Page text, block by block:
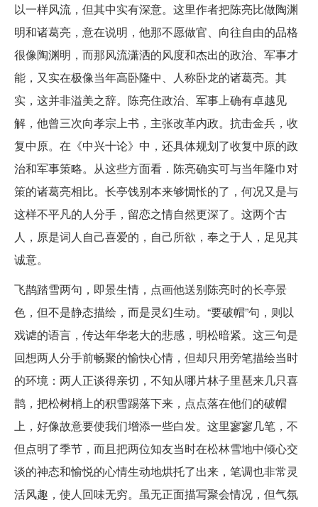
以一样风流，但其中实有深意。这里作者把陈亮比做陶渊
明和诸葛亮，意在说明，他那不愿做官、向往自由的品格
很像陶渊明，而那风流潇洒的风度和杰出的政治、军事才
能，又实在极像当年高卧隆中、人称卧龙的诸葛亮。其
实，这并非溢美之辞。陈亮住政治、军事上确有卓越见
解，他曾三次向孝宗上书，主张改革内政。抗击金兵，收
复中原。在《中兴十论》中，还具体规划了收复中原的政
治和军事策略。从这些方面看．陈亮确实可与当年隆巾对
策的诸葛亮相比。长亭饯别本来够惆怅的了，何况又是与
这样不平凡的人分手，留恋之情自然更深了。这两个古
人，原是词人自己喜爱的，自己所欲，奉之于人，足见其
诚意。
飞鹊踏雪两句，即景生情，点画他送别陈亮时的长亭景
色，但不是静态描绘，而是灵幻生动。“要破帽”句，则以
戏谑的语言，传达年华老大的悲感，明松暗紧。这三句是
回想两人分手前畅聚的愉快心情，但却只用旁笔描绘当时
的环境：两人正谈得亲切，不知从哪片林子里琶来几只喜
鹊，把松树梢上的积雪踢落下来，点点落在他们的破帽
上，好像故意要使我们增添一些白发。这里寥寥几笔，不
但点明了季节，而且把两位知友当时在松林雪地中倾心交
谈的神态和愉悦的心情生动地烘托了出来，笔调也非常灵
活风趣，使人回味无穷。虽无正面描写聚会情况，但气氛